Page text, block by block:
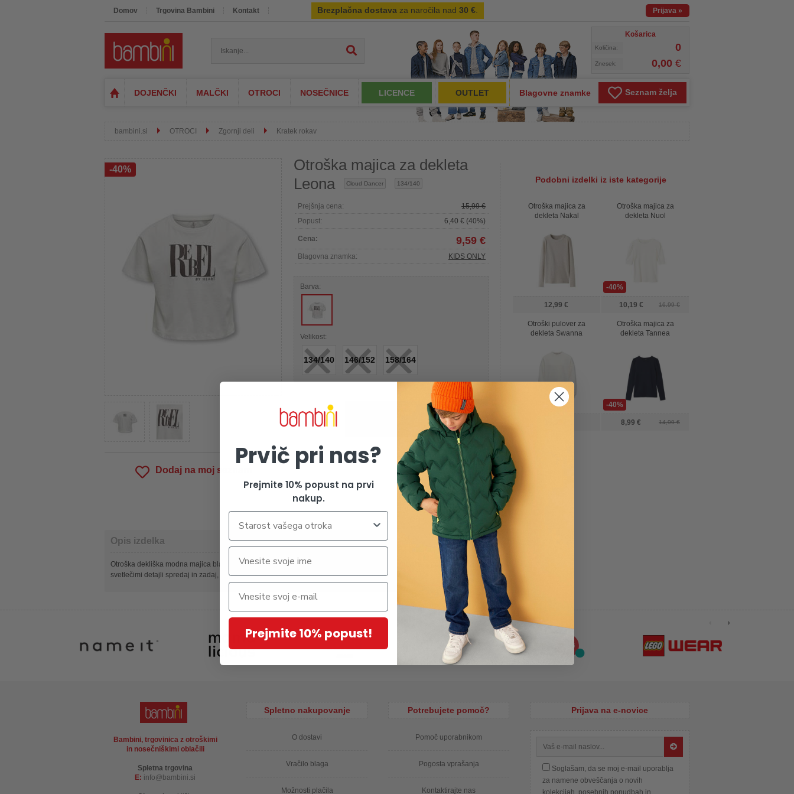
Domov Trgovina Bambini Kontakt Brezplačna dostava za naročila nad 30 € Prijava »
Košarica
Količina: 0
Znesek: 0,00 €
DOJENČKI MALČKI OTROCI NOSEČNICE LICENCE OUTLET Blagovne znamke Seznam želja
bambini.si OTROCI Zgornji deli Kratek rokav
Otroška majica za dekleta
Leona
Cloud Dancer 134/140
-40%
Dodaj na moj seznam
Prejšnja cena:
15,99 €
Popust:
6,40 € (40%)
Cena: 9,59 €
Blagovna znamka: KIDS ONLY
Barva:
Velikost:
134/140
× 146/152
× 158/164
×
Izdelek je žal razprodan
Opis izdelka
Otroška dekliška modna majica blagovne znamke KIDS ONLY, iz prijetnega ekološkega bombaža, s potiskom in
svetlečimi detajli spredaj in zadaj, krajši kroj, kratek rokav. Material: 100% ekološki bombaž
Podobni izdelki iz iste kategorije
Otroška majica za
dekleta Nakal
12,99 €
-40%
Otroška majica za
dekleta Nuol
16,99 €
10,19 €
Otroški pulover za
dekleta Swanna
-40%
Otroška majica za
dekleta Tannea
14,99 €
8,99 €
Bambini, trgovinica z otroškimi
in nosečniškimi oblačili
Spletna trgovina
E: info bambini.si
Spletno nakupovanje
O dostavi
Vračilo blaga
Možnosti plačila
Potrebujete pomoč?
Pomoč uporabnikom
Pogosta vprašanja
Kontaktirajte nas
Prijava na e-novice
Soglašam, da se moj e-mail uporablja
za namene obveščanja o novih
kolekcijah, posebnih ponudbah in
Prvič pri nas?
Prejmite 10% popust na prvi
nakup.
Prejmite 10% popust!